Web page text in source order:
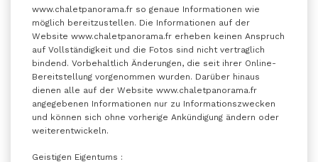
www.chaletpanorama.fr so genaue Informationen wie
möglich bereitzustellen. Die Informationen auf der
Website www.chaletpanorama.fr erheben keinen Anspruch
auf Vollständigkeit und die Fotos sind nicht vertraglich
bindend. Vorbehaltlich Änderungen, die seit ihrer Online-
Bereitstellung vorgenommen wurden. Darüber hinaus
dienen alle auf der Website www.chaletpanorama.fr
angegebenen Informationen nur zu Informationszwecken
und können sich ohne vorherige Ankündigung ändern oder
weiterentwickeln.
Geistigen Eigentums :